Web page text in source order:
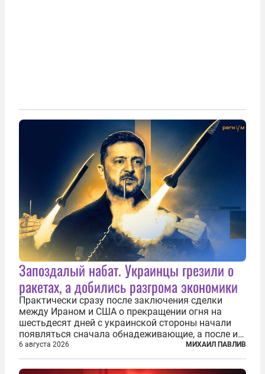
Запоздалый набат. Украинцы грезили о
ракетах, а добились разгрома экономики
Практически сразу после заключения сделки
между Ираном и США о прекращении огня на
шестьдесят дней с украинской стороны начали
появляться сначала обнадеживающие, а после и
вовсе бравурные заявления про некий «перелом»
в войне. Вероятно, в сознании первых лиц
киевского режима и стоящих за ними...
6 августа 2026 МИХАИЛ ПАВЛИВ